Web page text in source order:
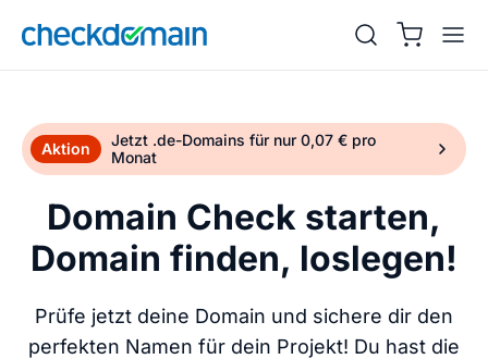
Aktion
Jetzt .de-Domains für nur 0,07 € pro
Monat
Domain Check starten,
Domain finden, loslegen!
Prüfe jetzt deine Domain und sichere dir den
perfekten Namen für dein Projekt! Du hast die